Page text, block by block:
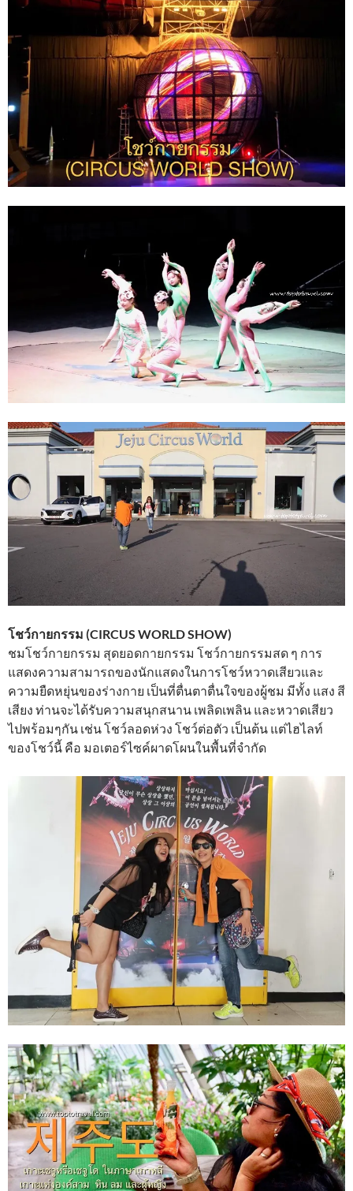
โชว์กายกรรม (CIRCUS WORLD SHOW)
ชมโชว์กายกรรม สุดยอดกายกรรม โชว์กายกรรมสด ๆ การ
แสดงความสามารถของนักแสดงในการโชว์หวาดเสียวและ
ความยืดหยุ่นของร่างกาย เป็นที่ตื่นตาตื่นใจของผู้ชม มีทั้ง แสง สี
เสียง ท่านจะได้รับความสนุกสนาน เพลิดเพลิน และหวาดเสียว
ไปพร้อมๆกัน เช่น โชว์ลอดห่วง โชว์ต่อตัว เป็นต้น แต่ไฮไลท์
ของโชว์นี้ คือ มอเตอร์ไซค์ผาดโผนในพื้นที่จำกัด